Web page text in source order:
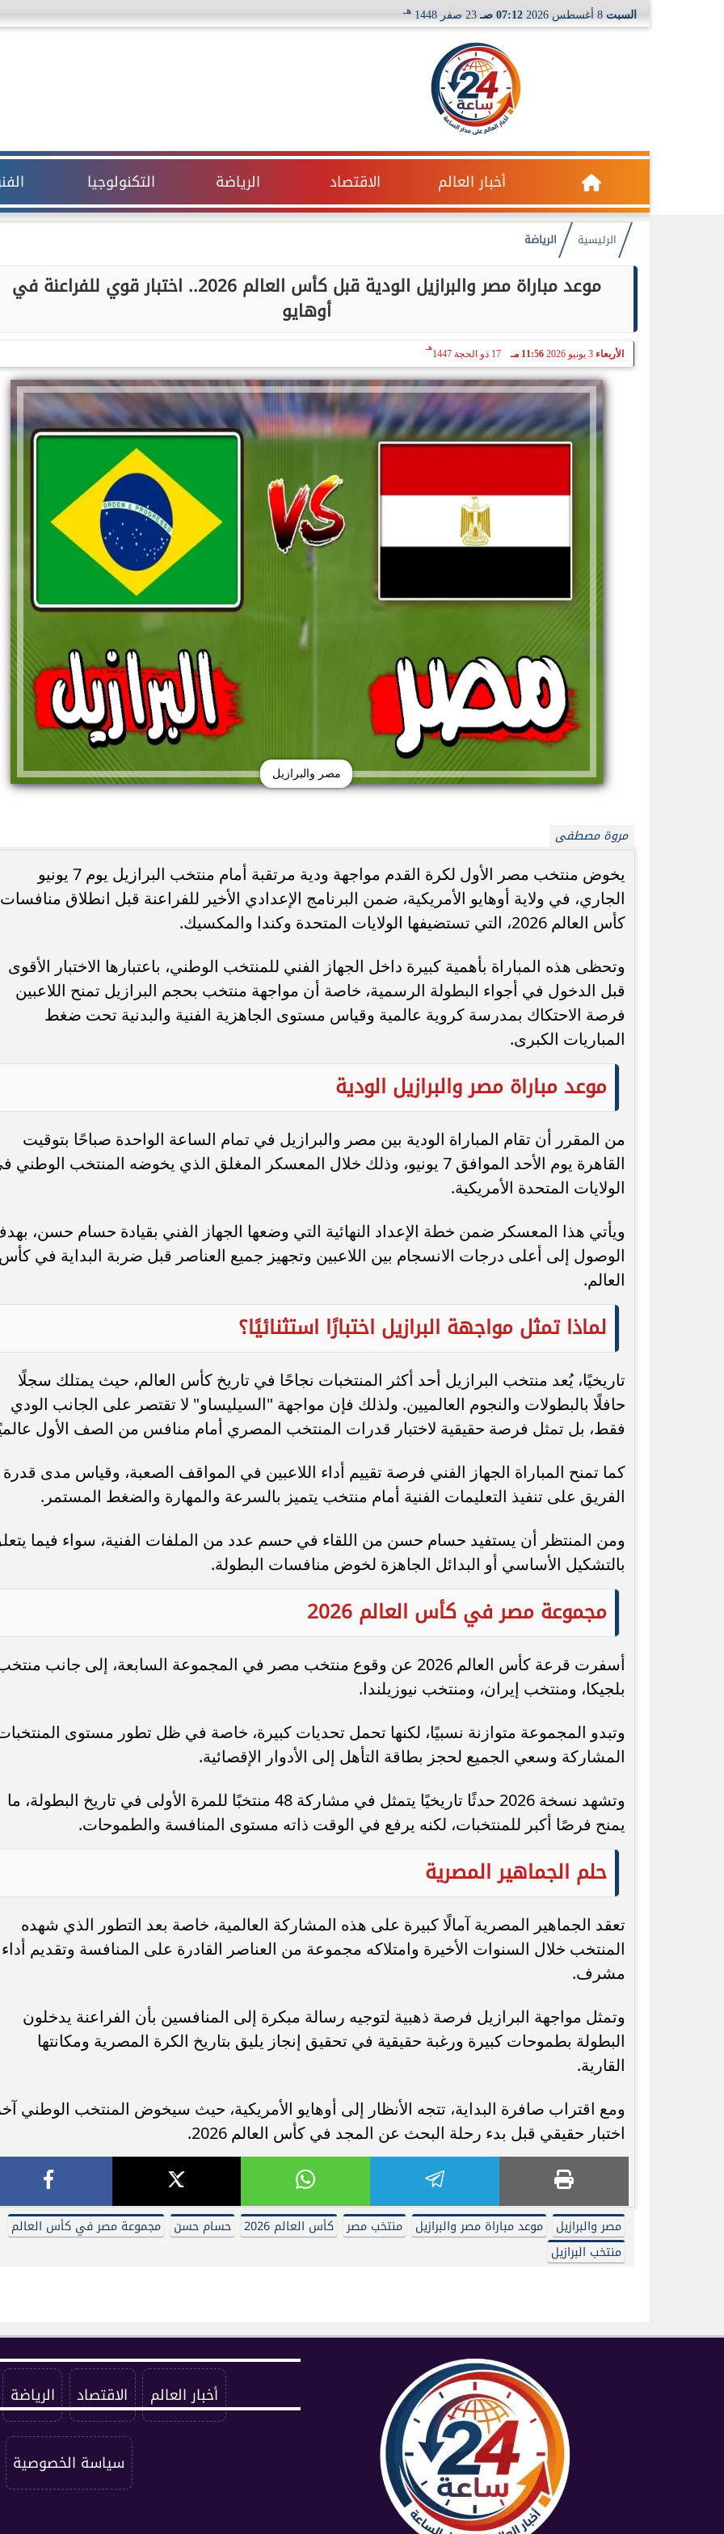
السبت 07:12 صـ 23 صفر 1448 هـ
أخبار العالم الاقتصاد الرياضة التكنولوجيا
الرئيسية الرياضة
موعد مباراة مصر والبرازيل الودية قبل كأس العالم 2026.. اختبار قوي للفراعنة في
أوهايو
الأربعاء 3 يونيو 2026 11:56 مـ 17 ذو الحجة 1447
هـ
مصر والبرازيل
مروة مصطفى
يخوض منتخب مصر الأول لكرة القدم مواجهة ودية مرتقبة أمام منتخب البرازيل يوم 7 يونيو
الجاري، في ولاية أوهايو الأمريكية، ضمن البرنامج الإعدادي الأخير للفراعنة قبل انطلاق منافسات
كأس العالم 2026، التي تستضيفها الولايات المتحدة وكندا والمكسيك.
وتحظى هذه المباراة بأهمية كبيرة داخل الجهاز الفني للمنتخب الوطني، باعتبارها الاختبار الأقوى
قبل الدخول في أجواء البطولة الرسمية، خاصة أن مواجهة منتخب بحجم البرازيل تمنح اللاعبين
فرصة الاحتكاك بمدرسة كروية عالمية وقياس مستوى الجاهزية الفنية والبدنية تحت ضغط
المباريات الكبرى.
موعد مباراة مصر والبرازيل الودية
من المقرر أن تقام المباراة الودية بين مصر والبرازيل في تمام الساعة الواحدة صباحًا بتوقيت
القاهرة يوم الأحد الموافق 7 يونيو، وذلك خلال المعسكر المغلق الذي يخوضه المنتخب الوطني
الولايات المتحدة الأمريكية.
ويأتي هذا المعسكر ضمن خطة الإعداد النهائية التي وضعها الجهاز الفني بقيادة حسام حسن،
الوصول إلى أعلى درجات الانسجام بين اللاعبين وتجهيز جميع العناصر قبل ضربة البداية في كأس
العالم.
لماذا تمثل مواجهة البرازيل اختبارًا استثنائيًا؟
تاريخيًا، يُعد منتخب البرازيل أحد أكثر المنتخبات نجاحًا في تاريخ كأس العالم، حيث يمتلك سجلًا
حافلًا بالبطولات والنجوم العالميين. ولذلك فإن مواجهة "السيليساو" لا تقتصر على الجانب الودي
فقط، بل تمثل فرصة حقيقية لاختبار قدرات المنتخب المصري أمام منافس من الصف الأول
كما تمنح المباراة الجهاز الفني فرصة تقييم أداء اللاعبين في المواقف الصعبة، وقياس مدى قدرة
الفريق على تنفيذ التعليمات الفنية أمام منتخب يتميز بالسرعة والمهارة والضغط المستمر.
ومن المنتظر أن يستفيد حسام حسن من اللقاء في حسم عدد من الملفات الفنية، سواء فيما
بالتشكيل الأساسي أو البدائل الجاهزة لخوض منافسات البطولة.
مجموعة مصر في كأس العالم 2026
أسفرت قرعة كأس العالم 2026 عن وقوع منتخب مصر في المجموعة السابعة، إلى جانب
بلجيكا، ومنتخب إيران، ومنتخب نيوزيلندا.
وتبدو المجموعة متوازنة نسبيًا، لكنها تحمل تحديات كبيرة، خاصة في ظل تطور مستوى
المشاركة وسعي الجميع لحجز بطاقة التأهل إلى الأدوار الإقصائية.
وتشهد نسخة 2026 حدثًا تاريخيًا يتمثل في مشاركة 48 منتخبًا للمرة الأولى في تاريخ البطولة، ما
يمنح فرصًا أكبر للمنتخبات، لكنه يرفع في الوقت ذاته مستوى المنافسة والطموحات.
حلم الجماهير المصرية
تعقد الجماهير المصرية آمالًا كبيرة على هذه المشاركة العالمية، خاصة بعد التطور الذي شهده
المنتخب خلال السنوات الأخيرة وامتلاكه مجموعة من العناصر القادرة على المنافسة وتقديم أداء
مشرف.
وتمثل مواجهة البرازيل فرصة ذهبية لتوجيه رسالة مبكرة إلى المنافسين بأن الفراعنة يدخلون
البطولة بطموحات كبيرة ورغبة حقيقية في تحقيق إنجاز يليق بتاريخ الكرة المصرية ومكانتها
القارية.
ومع اقتراب صافرة البداية، تتجه الأنظار إلى أوهايو الأمريكية، حيث سيخوض المنتخب الوطني
اختبار حقيقي قبل بدء رحلة البحث عن المجد في كأس العالم 2026.
مصر والبرازيل موعد مباراة مصر والبرازيل منتخب مصر كأس العالم 2026 حسام حسن
مجموعة مصر في كأس العالم
منتخب البرازيل
داخل «مارسيليا بيتش» الأحد المقبل
رحلة قياسية.. 1980 كيلومترًا بخزان وقود...
روما حتى الأحد لإلغاء قيود...
أخبار العالم الاقتصاد الرياضة
سياسة الخصوصية